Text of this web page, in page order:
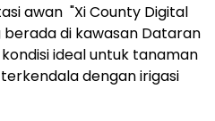
awan "Xi County Digital
di kawasan Dataran
ideal untuk tanaman
dengan irigasi